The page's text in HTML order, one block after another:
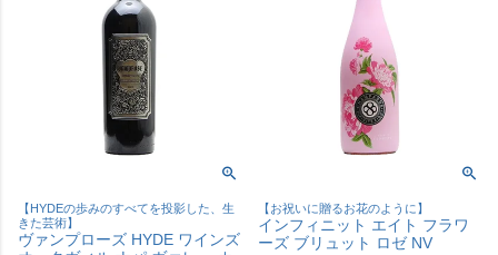
【HYDEの歩みのすべてを投影した、生
きた芸術】
ヴァンプローズ HYDE ワインズ
【お祝いに贈るお花のように】
インフィニット エイト フラワ
ーズ ブリュット ロゼ NV